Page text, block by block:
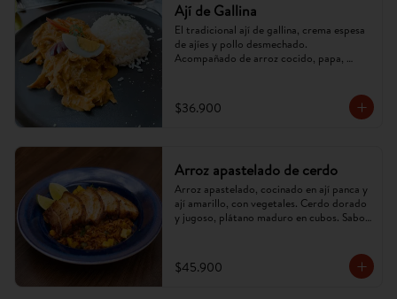
Ají de Gallina
El tradicional ají de gallina, crema espesa
de ajíes y pollo desmechado.
Acompañado de arroz cocido, papa,
$36.900
Arroz apastelado de cerdo
Arroz apastelado, cocinado en ají panca y
ají amarillo, con vegetales. Cerdo dorado
y jugoso, plátano maduro en cubos. Sabor
$45.900